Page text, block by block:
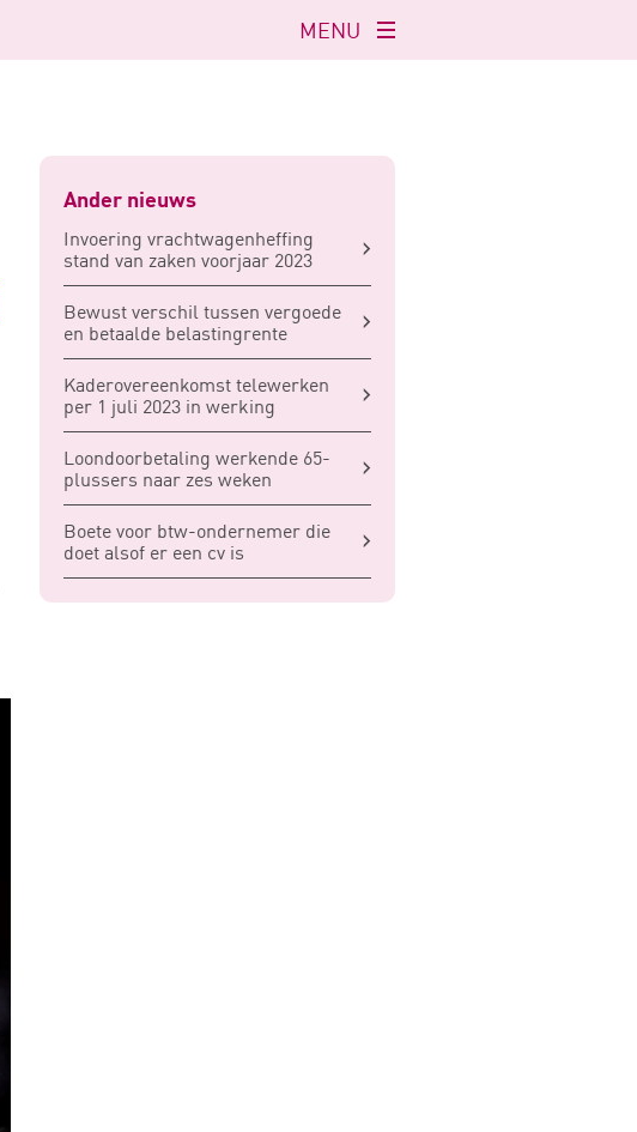
Navigatie
openen
MENU
Ander nieuws
Invoering vrachtwagenheffing
stand van zaken voorjaar 2023
Bewust verschil tussen vergoede
en betaalde belastingrente
Kaderovereenkomst telewerken
per 1 juli 2023 in werking
Loondoorbetaling werkende 65-
plussers naar zes weken
Boete voor btw-ondernemer die
doet alsof er een cv is